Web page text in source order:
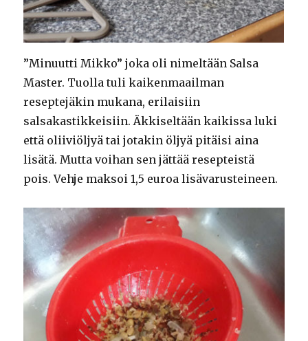
”Minuutti Mikko” joka oli nimeltään Salsa
Master. Tuolla tuli kaikenmaailman
reseptejäkin mukana, erilaisiin
salsakastikkeisiin. Äkkiseltään kaikissa luki
että oliiviöljyä tai jotakin öljyä pitäisi aina
lisätä. Mutta voihan sen jättää resepteistä
pois. Vehje maksoi 1,5 euroa lisävarusteineen.